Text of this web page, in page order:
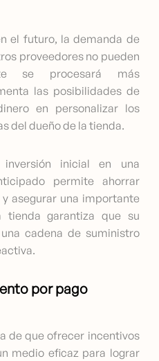
el futuro, la demanda de
proveedores no pueden
se procesará más
las posibilidades de
en personalizar los
del dueño de la tienda.
inicial en una
permite ahorrar
asegurar una importante
tienda garantiza que su
cadena de suministro
por pago
de que ofrecer incentivos
medio eficaz para lograr